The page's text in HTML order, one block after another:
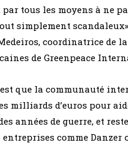
tous les moyens à ne
simplement
coordinatrice de
de Greenpeace
que la communauté
milliards d’euros pour
années de guerre, et
entreprises comme